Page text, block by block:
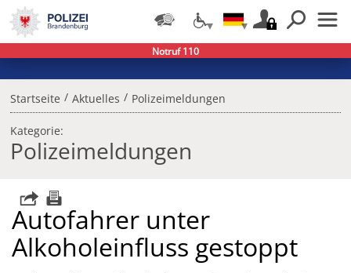
Startseite / Aktuelles / Polizeimeldungen
Kategorie:
Polizeimeldungen
Autofahrer unter
Alkoholeinfluss gestoppt
Notruf 110